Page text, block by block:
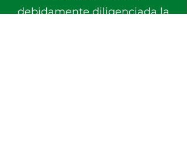
debidamente diligenciada la